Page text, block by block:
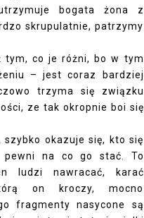
bogata żona z
skrupulatnie, patrzymy
tym, co je różni, bo w tym
– jest coraz bardziej
trzyma się związku
ze tak okropnie boi się
okazuje się, kto się
pewni na co go stać. To
ludzi nawracać, karać
on kroczy, mocno
fragmenty nasycone są